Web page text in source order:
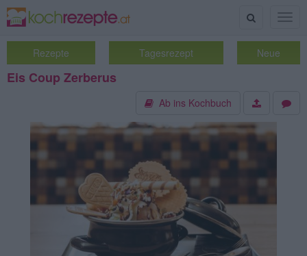
Suche
Rezepte Tagesrezept Neue
Eis Coup Zerberus
Ab ins Kochbuch